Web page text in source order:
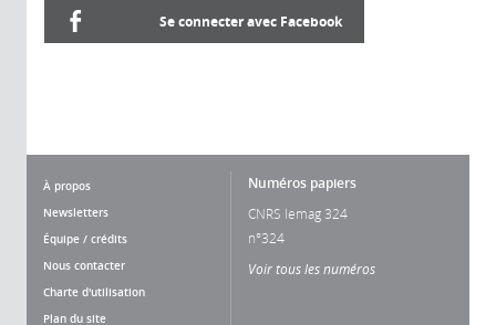
Se connecter avec Facebook
À propos
Newsletters
Équipe / crédits
Nous contacter
Charte d'utilisation
Plan du site
Numéros papiers
CNRS lemag 324
n°324
Voir tous les numéros